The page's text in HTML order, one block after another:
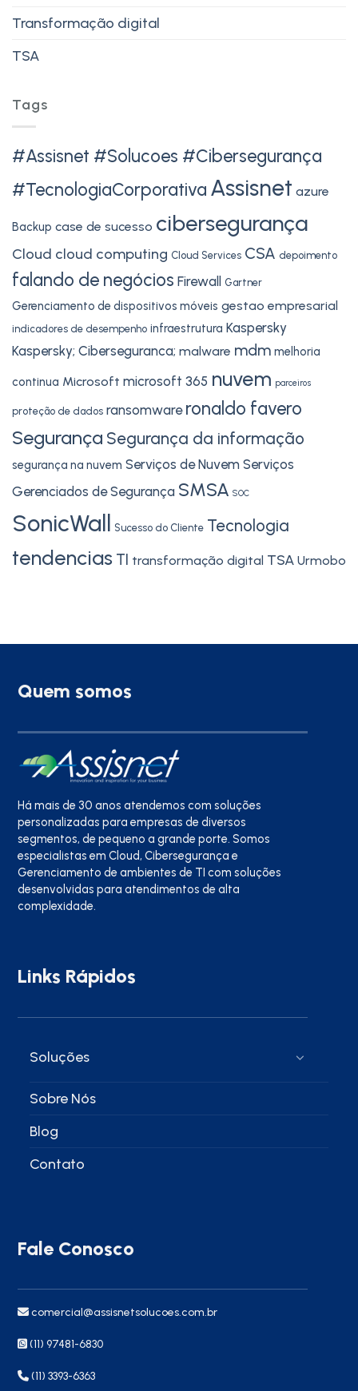
Transformação digital
TSA
Tags
#Assisnet #Solucoes #Cibersegurança
#TecnologiaCorporativa Assisnet azure
Backup case de sucesso cibersegurança
Cloud cloud computing Cloud Services CSA depoimento
falando de negócios Firewall Gartner
Gerenciamento de dispositivos móveis gestao empresarial
indicadores de desempenho infraestrutura Kaspersky
Kaspersky; Ciberseguranca; malware mdm melhoria
continua Microsoft microsoft 365 nuvem parceiros
proteção de dados ransomware ronaldo favero
Segurança Segurança da informação
segurança na nuvem Serviços de Nuvem Serviços
Gerenciados de Segurança SMSA SOC
SonicWall Sucesso do Cliente Tecnologia
tendencias TI transformação digital TSA Urmobo
Quem somos
Há mais de 30 anos atendemos com soluções
personalizadas para empresas de diversos
segmentos, de pequeno a grande porte. Somos
especialistas em Cloud, Cibersegurança e
Gerenciamento de ambientes de TI com soluções
desenvolvidas para atendimentos de alta
complexidade.
Links Rápidos
Soluções
Sobre Nós
Blog
Contato
Fale Conosco
comercial@assisnetsolucoes.com.br
(11) 97481-6830
(11) 3393-6363